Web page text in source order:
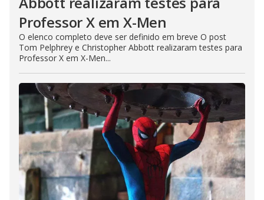
Professor X em X-Men
O elenco completo deve ser definido em breve O post
Tom Pelphrey e Christopher Abbott realizaram testes para
Professor X em X-Men...